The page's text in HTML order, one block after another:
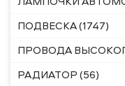
ПОДВЕСКА (1747)
ПРОВОДА
РАДИАТОР (56)